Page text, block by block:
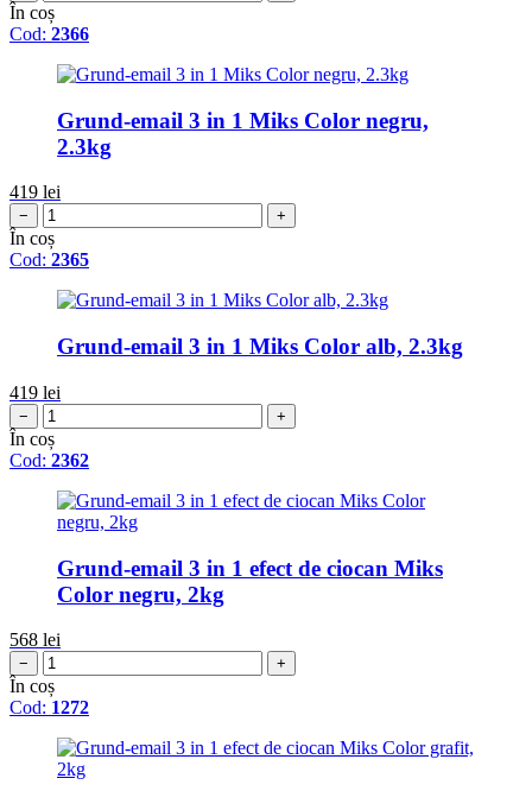
În coș
Cod: 2366
Grund-email 3 in 1 Miks Color negru,
2.3kg
419 lei
− +
În coș
Cod: 2365
Grund-email 3 in 1 Miks Color alb, 2.3kg
419 lei
− +
În coș
Cod: 2362
Grund-email 3 in 1 efect de ciocan Miks
Color negru, 2kg
568 lei
− +
În coș
Cod: 1272